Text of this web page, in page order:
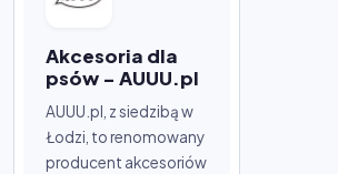
Akcesoria dla
psów - AUUU.pl
AUUU.pl, z siedzibą w
Łodzi, to renomowany
producent akcesoriów